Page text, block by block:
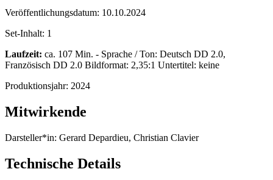
Veröffentlichungsdatum: 10.10.2024
Set-Inhalt: 1
Laufzeit: ca. 107 Min. - Sprache / Ton: Deutsch DD 2.0,
Französisch DD 2.0 Bildformat: 2,35:1 Untertitel: keine
Produktionsjahr: 2024
Mitwirkende
Darsteller*in: Gerard Depardieu, Christian Clavier
Technische Details